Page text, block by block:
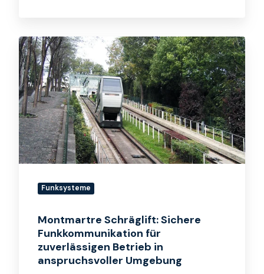
Montmartre
Schräglift:
Sichere
Funkkommunikation
für
zuverlässigen
Betrieb
in
anspruchsvoller
Funksysteme
Montmartre Schräglift: Sichere
Funkkommunikation für
zuverlässigen Betrieb in
anspruchsvoller Umgebung